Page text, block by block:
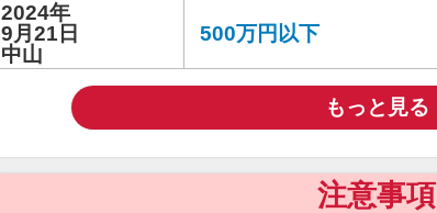
2024年
9月21日
中山
500万円以下
もっと見る
注意事項